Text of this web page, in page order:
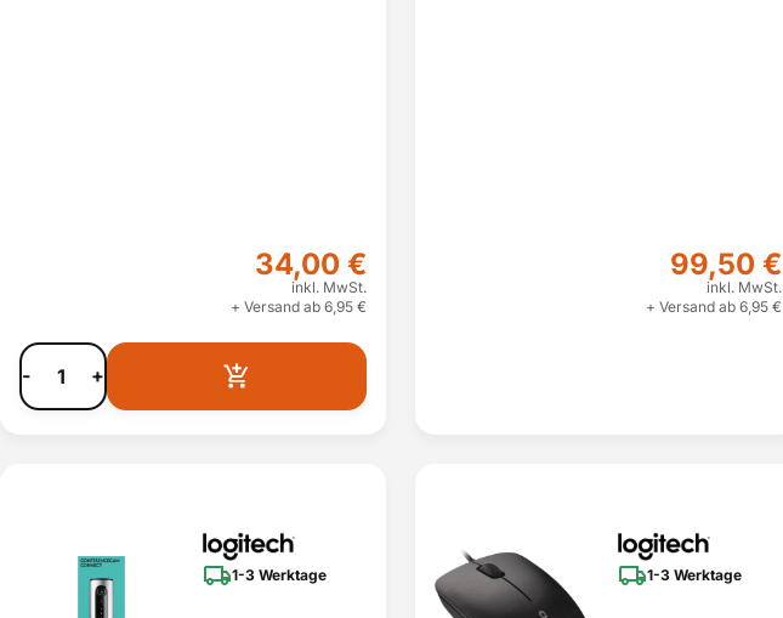
34,00 €
inkl. MwSt.
+ Versand ab 6,95 €
- +
99,50 €
inkl. MwSt.
+ Versand ab 6,95 €
1-3 Werktage 1-3 Werktage